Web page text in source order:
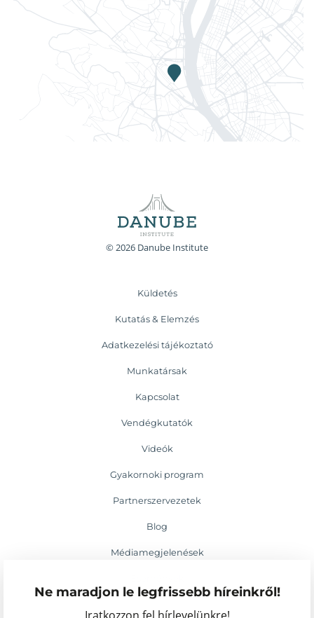
Ne maradjon le legfrissebb híreinkről!
© 2026 Danube Institute
Küldetés
Kutatás & Elemzés
Adatkezelési tájékoztató
Munkatársak
Kapcsolat
Vendégkutatók
Videók
Gyakornoki program
Partnerszervezetek
Blog
Médiamegjelenések